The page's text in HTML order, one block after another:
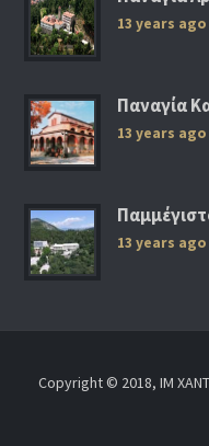
13 years ago
Παναγία
13 years ago
13 years ago
Copyright © 2018, IM